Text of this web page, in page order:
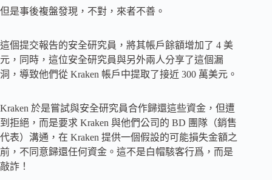
但是事後複盤發現，不對，來者不善。
這個提交報告的安全研究員，將其帳戶餘額增加了 4 美
元，同時，這位安全研究員與另外兩人分享了這個漏
洞，導致他們從 Kraken 帳戶中提取了接近 300 萬美元。
Kraken 於是嘗試與安全研究員合作歸還這些資金，但遭
到拒絕，而是要求 Kraken 與他們公司的 BD 團隊（銷售
代表）溝通，在 Kraken 提供一個假設的可能損失金額之
前，不同意歸還任何資金。這不是白帽駭客行爲，而是
敲詐！